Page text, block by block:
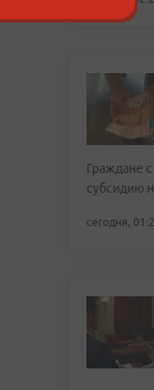
Граждане
субсидию
сегодня,